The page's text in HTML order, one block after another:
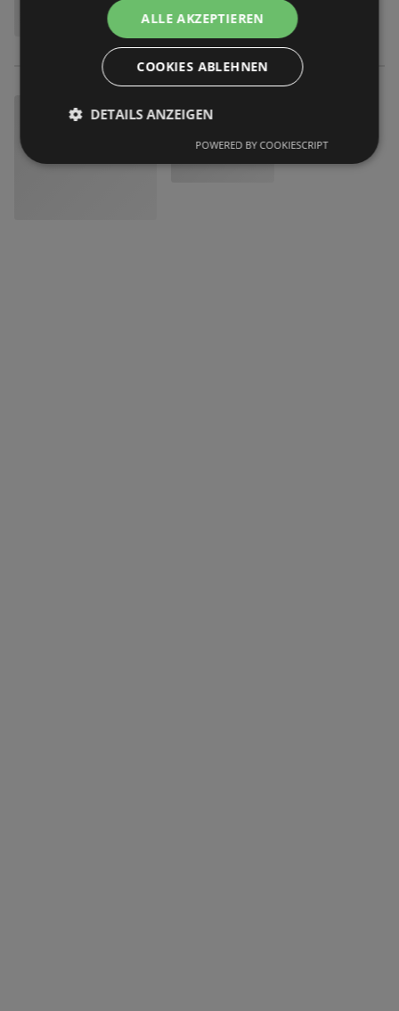
ALLE AKZEPTIEREN
COOKIES ABLEHNEN
DETAILS ANZEIGEN
POWERED BY COOKIESCRIPT